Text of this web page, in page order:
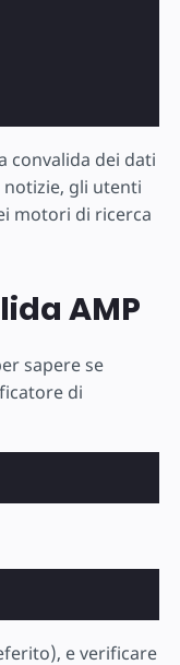
convalida dei dati
notizie, gli utenti
motori di ricerca
AMP
sapere se
di
e verificare